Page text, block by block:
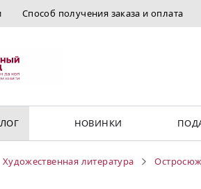
Способ получения заказа и оплата
НОВИНКИ
Художественная литература